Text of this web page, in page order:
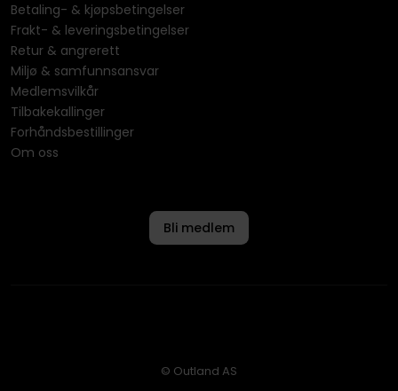
Betaling- & kjøpsbetingelser
Frakt- & leveringsbetingelser
Retur & angrerett
Miljø & samfunnsansvar
Medlemsvilkår
Tilbakekallinger
Forhåndsbestillinger
Om oss
Bli medlem
© Outland AS